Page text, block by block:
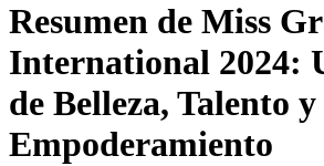
Resumen de Miss
International 2024:
de Belleza, Talento y
Empoderamiento